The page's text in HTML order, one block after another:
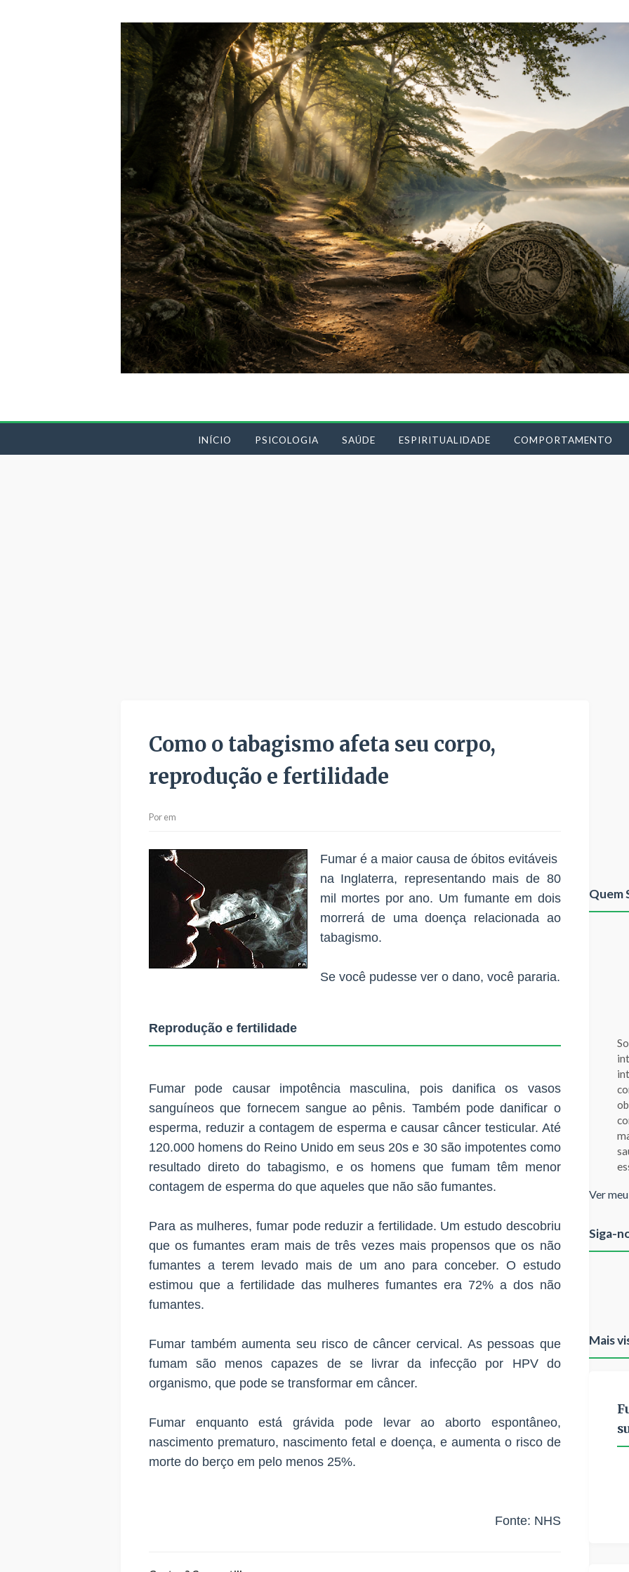
INÍCIO PSICOLOGIA SAÚDE ESPIRITUALIDADE COMPORTAMENTO
Como o tabagismo afeta seu corpo,
reprodução e fertilidade
Porem
Fumar é a maior causa de óbitos evitáveis ​​
na Inglaterra, representando mais de 80
mil mortes por ano. Um fumante em dois
morrerá de uma doença relacionada ao
tabagismo.
Se você pudesse ver o dano, você pararia.
Reprodução e fertilidade
Fumar pode causar impotência masculina, pois danifica os vasos
sanguíneos que fornecem sangue ao pênis. Também pode danificar o
esperma, reduzir a contagem de esperma e causar câncer testicular. Até
120.000 homens do Reino Unido em seus 20s e 30 são impotentes como
resultado direto do tabagismo, e os homens que fumam têm menor
contagem de esperma do que aqueles que não são fumantes.
Para as mulheres, fumar pode reduzir a fertilidade. Um estudo descobriu
que os fumantes eram mais de três vezes mais propensos que os não
fumantes a terem levado mais de um ano para conceber. O estudo
estimou que a fertilidade das mulheres fumantes era 72% a dos não
fumantes.
Fumar também aumenta seu risco de câncer cervical. As pessoas que
fumam são menos capazes de se livrar da infecção por HPV do
organismo, que pode se transformar em câncer.
Fumar enquanto está grávida pode levar ao aborto espontâneo,
nascimento prematuro, nascimento fetal e doença, e aumenta o risco de
morte do berço em pelo menos 25%.
Fonte: NHS
Quem
Ver
Siga-
Mais